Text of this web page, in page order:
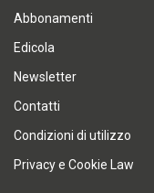
Abbonamenti
Edicola
Newsletter
Contatti
Condizioni di utilizzo
Privacy e Cookie Law